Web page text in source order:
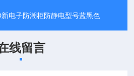
电子防潮柜防静电型号蓝黑色
线留言